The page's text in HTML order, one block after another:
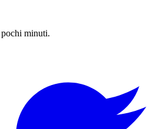
minuti.